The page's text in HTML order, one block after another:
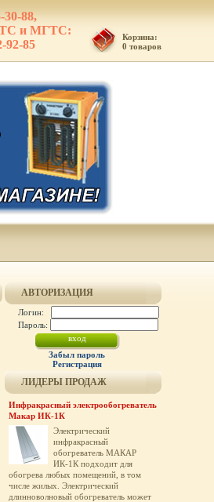
30-88,
и МГТС:
92-85
Корзина:
0 товаров
АВТОРИЗАЦИЯ
Логин:
Пароль:
Забыл пароль
Регистрация
ЛИДЕРЫ ПРОДАЖ
Инфракрасный электрообогреватель
Макар ИК-1К
Электрический
инфракрасный
обогреватель МАКАР
ИК-1К подходит для
обогрева любых помещений, в том
числе жилых. Электрический
длинноволновый обогреватель может